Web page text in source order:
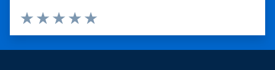
Valuta 5 stelle su 5
Valuta 4 stelle su 5
Valuta 3 stelle su 5
Valuta 2 stelle su 5
Valuta 1 stelle su 5